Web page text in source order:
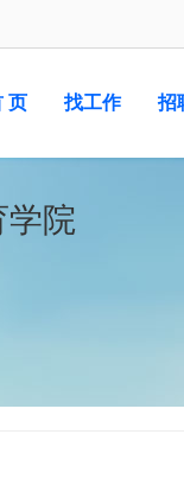
页 找工作 招
学院